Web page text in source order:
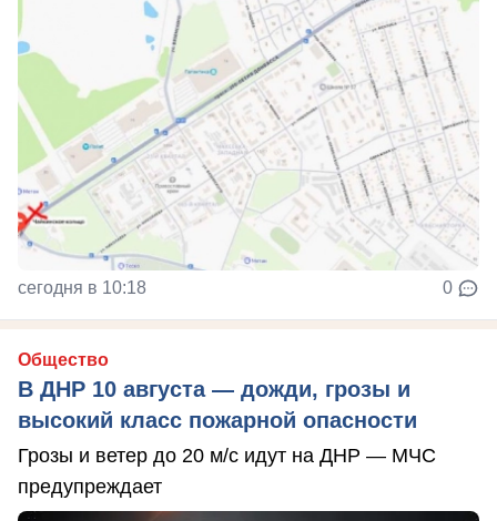
сегодня в 10:18 0
Общество
В ДНР 10 августа — дожди, грозы и
высокий класс пожарной опасности
Грозы и ветер до 20 м/с идут на ДНР — МЧС
предупреждает